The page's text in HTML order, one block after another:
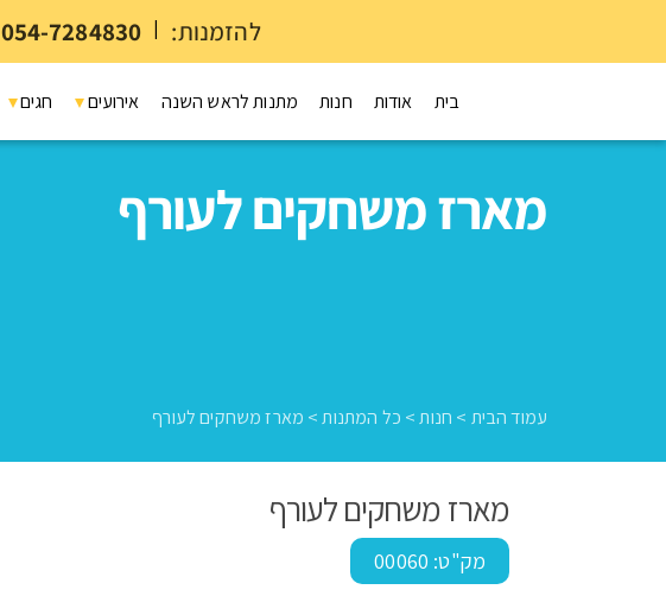
להזמנות: |
054-7284830
בית אודות חנות מתנות לראש השנה אירועים חגים
מארז משחקים לעורף
עמוד הבית > חנות> כל המתנות> מארז משחקים לעורף
מארז משחקים לעורף
מק"ט: 00060